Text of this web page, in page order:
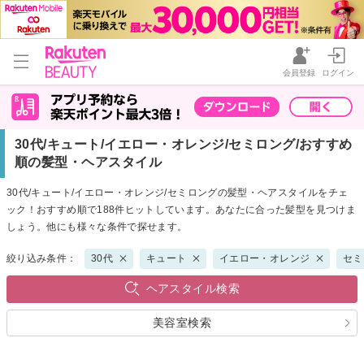
会員登録 ログイン
30代/キュート/イエロー・オレンジ/セミロング/おすすめ
順の髪型・ヘアスタイル
30代/キュート/イエロー・オレンジ/セミロングの髪型・ヘアスタイルをチェ
ック！おすすめ順で188件ヒットしています。あなたに合った髪型を見つけま
しょう。他にも様々な条件で探せます。
絞り込み条件： 30代 キュート イエロー・オレンジ セ
ヘアスタイル検索
美容室検索